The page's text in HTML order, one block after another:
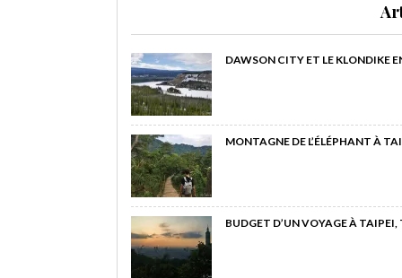
DAWSON CITY ET LE KLONDIKE
MONTAGNE DE L’ÉLÉPHANT À
BUDGET D’UN VOYAGE À